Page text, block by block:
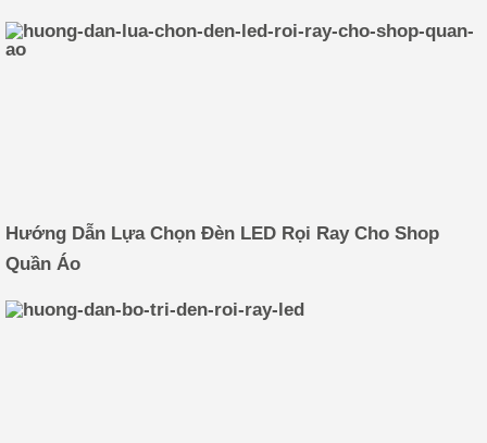
Hướng Dẫn Lựa Chọn Đèn LED Rọi Ray Cho Shop
Quần Áo